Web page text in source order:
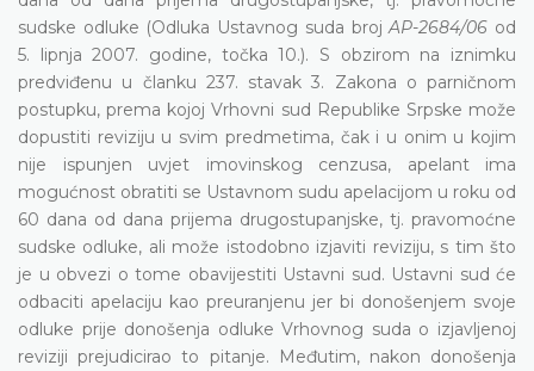
sudske odluke (Odluka Ustavnog suda brojAP-2684/06 od
5. lipnja 2007. godine, točka 10.). S obzirom na iznimku
predviđenu u članku 237. stavak 3. Zakona o parničnom
postupku, prema kojoj Vrhovni sud Republike Srpske može
dopustiti reviziju u svim predmetima, čak i u onim u kojim
nije ispunjen uvjet imovinskog cenzusa, apelant ima
mogućnost obratiti se Ustavnom sudu apelacijom u roku od
60 dana od dana prijema drugostupanjske, tj. pravomoćne
sudske odluke, ali može istodobno izjaviti reviziju, s tim što
je u obvezi o tome obavijestiti Ustavni sud. Ustavni sud će
odbaciti apelaciju kao preuranjenu jer bi donošenjem svoje
odluke prije donošenja odluke Vrhovnog suda o izjavljenoj
reviziji prejudicirao to pitanje. Međutim, nakon donošenja